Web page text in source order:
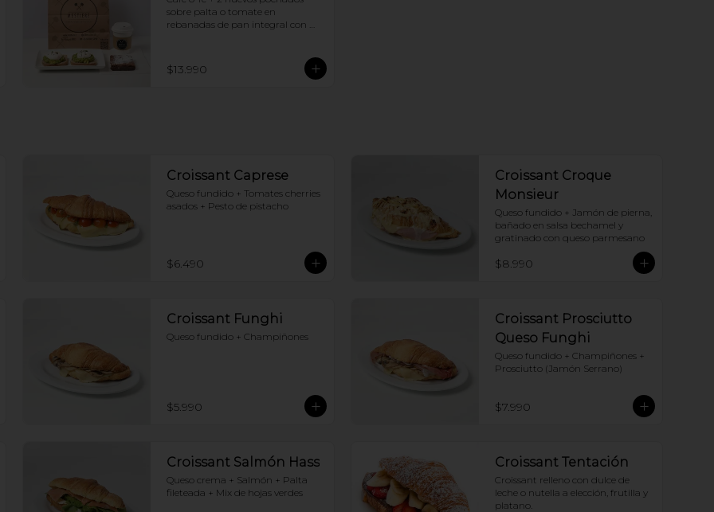
sobre palta o tomate en
rebanadas de pan integral con
$13.990
Croissant Caprese
Queso fundido + Tomates cherries
asados + Pesto de pistacho
$6.490
Croissant Croque
Monsieur
Queso fundido + Jamón de pierna,
bañado en salsa bechamel y
gratinado con queso parmesano
$8.990
Croissant Funghi
Queso fundido + Champiñones
$5.990
Croissant Prosciutto
Queso Funghi
Queso fundido + Champiñones +
Prosciutto (Jamón Serrano)
$7.990
Croissant Salmón Hass
Queso crema + Salmón + Palta
fileteada + Mix de hojas verdes
Croissant Tentación
Croissant relleno con dulce de
leche o nutella a elección, frutilla y
platano.